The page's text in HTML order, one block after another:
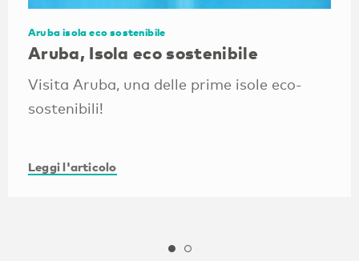
Aruba isola eco sostenibile
Aruba, Isola eco sostenibile
Visita Aruba, una delle prime isole eco-
sostenibili!
Leggi l'articolo